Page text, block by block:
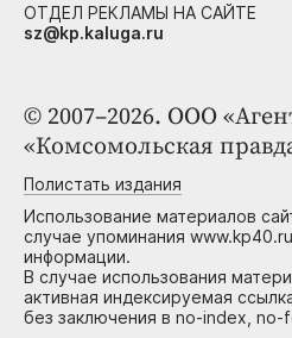
© 2007–2026. ООО
«Комсомольская
Полистать издания
Использование материалов
случае упоминания
информации.
В случае использования
активная индексируемая
без заключения в no-index, no-
ОТДЕЛ РЕКЛАМЫ НА САЙТЕ
sz@kp.kaluga.ru